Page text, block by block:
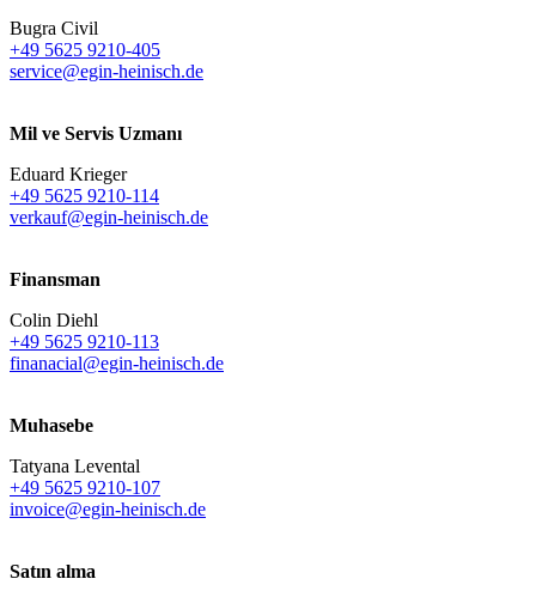
Bugra Civil
+49 5625 9210-405
service@egin-heinisch.de
Mil ve Servis Uzmanı
Eduard Krieger
+49 5625 9210-114
verkauf@egin-heinisch.de
Finansman
Colin Diehl
+49 5625 9210-113
finanacial@egin-heinisch.de
Muhasebe
Tatyana Levental
+49 5625 9210-107
invoice@egin-heinisch.de
Satın alma